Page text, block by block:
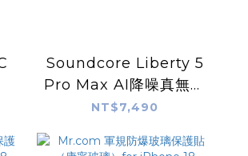
Soundcore Liberty 5
Pro Max AI降噪真無線
藍牙耳機
NT$7,490